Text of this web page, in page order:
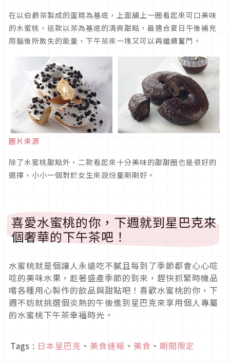
在以伯爵茶製成的蛋糕為基底，上面舖上一圈看起來可口美味
的水蜜桃，這款以茶為基底的清爽甜點，最適合夏日午後補充
用腦後所散失的能量，下午茶來一塊又可以再繼續奮鬥。
圖片來源
除了水蜜桃甜點外，二款看起來十分美味的甜甜圈也是很好的
選擇，小小一個對於女生來說份量剛剛好。
喜愛水蜜桃的你，下週就到星巴克來
個奢華的下午茶吧！
水蜜桃就是個讓人永遠吃不膩且每到了季節都會心心唸
唸的美味水果，趁著盛產季節的到來，趕快抓緊時機品
嚐各種用心製作的飲品與甜點吧！喜歡水蜜桃的你，下
週不妨就挑選個炎熱的午後進到星巴克來享用個人專屬
的水蜜桃下午茶幸福時光。
Tags : 日本星巴克 、 美食速報 、 美食 、 期間限定